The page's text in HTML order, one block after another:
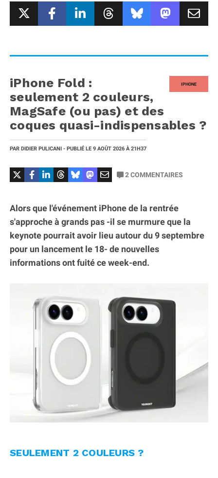
IPHONE
iPhone Fold :
seulement 2 couleurs,
MagSafe (ou pas) et des
coques quasi-indispensables ?
PAR DIDIER PULICANI - PUBLIÉ LE 9 AOÛT 2026 À 21H37
2COMMENTAIRES
Alors que l'événement iPhone de la rentrée
s'approche à grands pas -il se murmure que la
keynote pourrait avoir lieu autour du 9 septembre
pour un lancement le 18- de nouvelles
informations ont fuité ce week-end.
SEULEMENT 2 COULEURS ?